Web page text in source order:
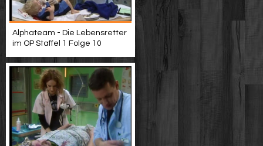
Alphateam - Die Lebensretter
im OP Staffel 1 Folge 10